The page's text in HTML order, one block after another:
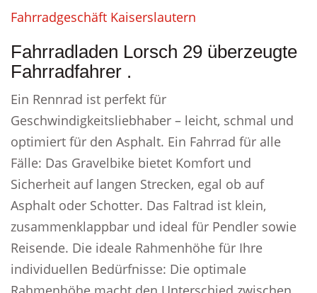
Fahrradgeschäft Kaiserslautern
Fahrradladen Lorsch 29 überzeugte
Fahrradfahrer .
Ein Rennrad ist perfekt für
Geschwindigkeitsliebhaber – leicht, schmal und
optimiert für den Asphalt. Ein Fahrrad für alle
Fälle: Das Gravelbike bietet Komfort und
Sicherheit auf langen Strecken, egal ob auf
Asphalt oder Schotter. Das Faltrad ist klein,
zusammenklappbar und ideal für Pendler sowie
Reisende. Die ideale Rahmenhöhe für Ihre
individuellen Bedürfnisse: Die optimale